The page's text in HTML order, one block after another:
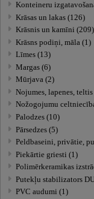
Konteineru
Krāsas un lakas (126)
Krāsnis un kamīni (209)
Krāsns podiņi, māla (1)
Līmes (13)
Margas (6)
Mūrjava (2)
Nojumes, lapenes,
Nožogojumu
Palodzes (10)
Pārsedzes (5)
Piekārtie griesti (1)
Polimērkeramikas
Putekļu stabilizators
PVC audumi (1)